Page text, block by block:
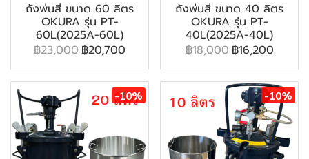
ถังพ่นสี ขนาด 60 ลิตร
OKURA รุ่น PT-
60L(2025A-60L)
฿23,000 ฿20,700
ถังพ่นสี ขนาด 40 ลิตร
OKURA รุ่น PT-
40L(2025A-40L)
฿18,000 ฿16,200
-10% -10%